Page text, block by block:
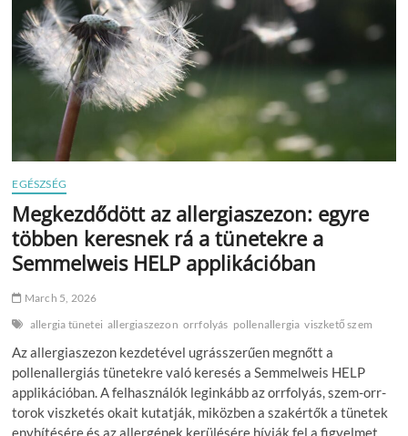
EGÉSZSÉG
Megkezdődött az allergiaszezon: egyre
többen keresnek rá a tünetekre a
Semmelweis HELP applikációban
March 5, 2026
allergia tünetei allergiaszezon orrfolyás pollenallergia viszkető szem
Az allergiaszezon kezdetével ugrásszerűen megnőtt a
pollenallergiás tünetekre való keresés a Semmelweis HELP
applikációban. A felhasználók leginkább az orrfolyás, szem-orr-
torok viszketés okait kutatják, miközben a szakértők a tünetek
enyhítésére és az allergének kerülésére hívják fel a figyelmet.